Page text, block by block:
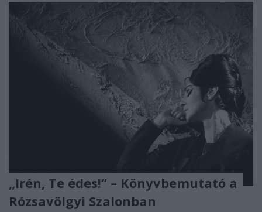
„Irén, Te édes!” – Könyvbemutató a
Rózsavölgyi Szalonban